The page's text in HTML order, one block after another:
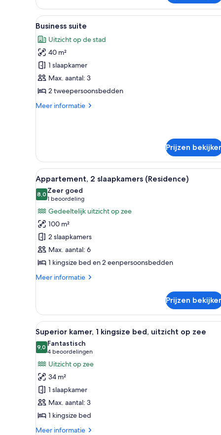
1
kingsize
bed
Alle
foto's
voor
Business
suite
laden
Business suite | Een kluis op
8
Business suite
Uitzicht op de stad
40 m²
1 slaapkamer
Max. aantal: 3
2 tweepersoonsbedden
Meer informatie
Meer
Prijzen
Alle
foto's
voor
Appartement,
2
slaapkamers
(Residence)
laden
Hotelkamer met een groot
7
Appartement, 2 slaapkamers (Residence)
8,08,0 van 10
Zeer goed
1 beoordeling
(1
beoordeling)
Gedeeltelijk uitzicht op zee
100 m²
2 slaapkamers
Max. aantal: 6
1 kingsize bed en 2 eenpersoonsbedden
Meer informatie
Meer
2
slaapkamers
(Residence)
Prijzen
Alle
foto's
voor
Superior
kamer,
1
kingsize
bed,
uitzicht
op
Hotelkamer met een groot
5
Superior kamer, 1 kingsize bed, uitzicht op zee
9,09,0 van 10
Fantastisch
4 beoordelingen
(4
beoordelingen)
Uitzicht op zee
34 m²
1 slaapkamer
Max. aantal: 3
1 kingsize bed
Meer informatie
Meer